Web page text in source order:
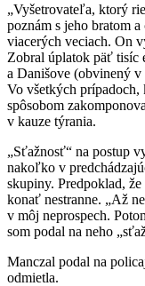
„Vyšetrovateľa, ktorý
poznám s jeho bratom
viacerých veciach. On
Zobral úplatok päť tisíc
a Danišove (obvinený
Vo všetkých
spôsobom
v kauze týrania.
„Sťažnosť“ na postup
nakoľko v
skupiny. Predpoklad,
konať nestranne. „Až
v môj neprospech.
som podal na neho
Manczal podal na
odmietla.